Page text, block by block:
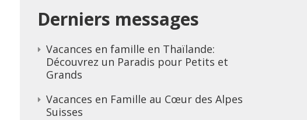
Derniers messages
Vacances en famille en Thaïlande:
Découvrez un Paradis pour Petits et
Grands
Vacances en Famille au Cœur des Alpes
Suisses